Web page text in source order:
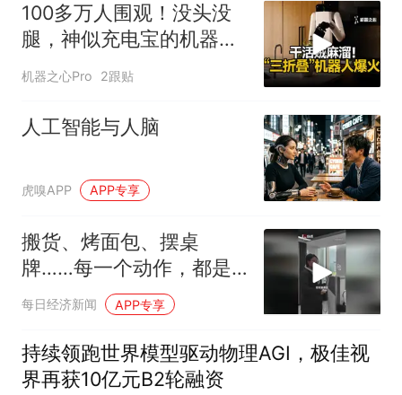
100多万人围观！没头没
腿，神似充电宝的机器人
全网走红？
机器之心Pro 2跟贴
人工智能与人脑
虎嗅APP APP专享
搬货、烤面包、摆桌
牌……每一个动作，都是
从零开始的“第一课”
每日经济新闻 APP专享
持续领跑世界模型驱动物理AGI，极佳视
界再获10亿元B2轮融资